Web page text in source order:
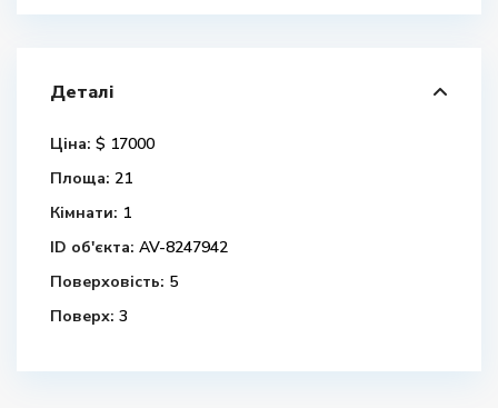
Деталі
Ціна: $ 17000
Площа: 21
Кімнати: 1
ID об'єкта: AV-8247942
Поверховість: 5
Поверх: 3